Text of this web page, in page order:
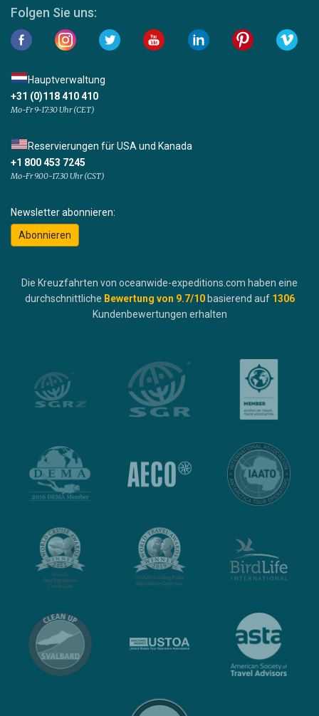
Folgen Sie uns:
Hauptverwaltung
+31 (0)118 410 410
Mo-Fr 9-17:30 Uhr (CET)
Reservierungen für USA und Kanada
+1 800 453 7245
Mo-Fr 9.00-17.30 Uhr (CST)
Newsletter abonnieren:
Abonnieren
Die Kreuzfahrten von oceanwide-expeditions.com haben eine
durchschnittliche Bewertung von 9.7/10 basierend auf 1306
Kundenbewertungen erhalten